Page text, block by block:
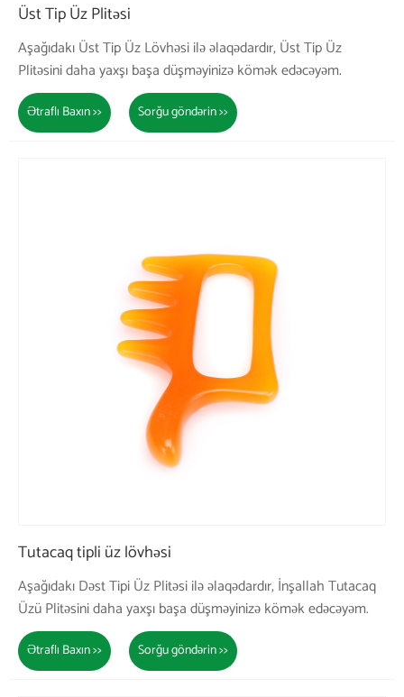
Üst Tip Üz Plitəsi
Aşağıdakı Üst Tip Üz Lövhəsi ilə əlaqədardır, Üst Tip Üz
Plitəsini daha yaxşı başa düşməyinizə kömək edəcəyəm.
Ətraflı Baxın >> Sorğu göndərin >>
Tutacaq tipli üz lövhəsi
Aşağıdakı Dəst Tipi Üz Plitəsi ilə əlaqədardır, İnşallah Tutacaq
Üzü Plitəsini daha yaxşı başa düşməyinizə kömək edəcəyəm.
Ətraflı Baxın >> Sorğu göndərin >>